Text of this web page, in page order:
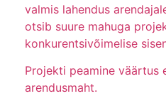
valmis lahendus
otsib suure mahuga
konkurentsivõimelise
Projekti peamine väärtus
arendusmaht.